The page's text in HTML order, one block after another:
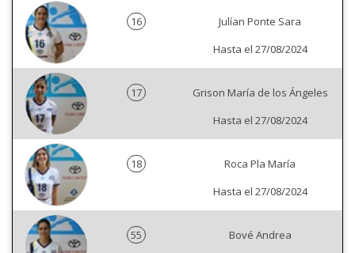
16
Julían Ponte Sara
Hasta el 27/08/2024
17
Grison María de los Ángeles
Hasta el 27/08/2024
18
Roca Pla María
Hasta el 27/08/2024
55
Bové Andrea